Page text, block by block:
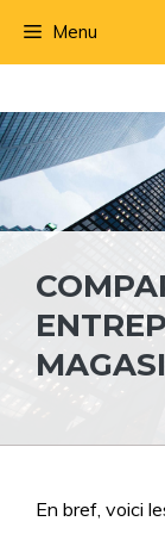
Menu
En bref, voici